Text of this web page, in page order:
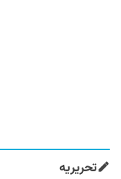
تحریریه